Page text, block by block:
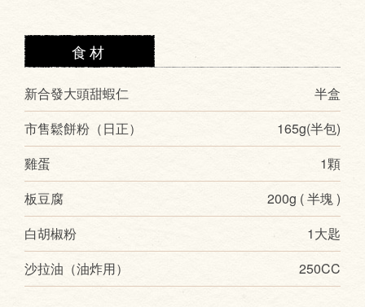
食材
新合發大頭甜蝦仁
半盒
市售鬆餅粉（日正）
165g(半包)
雞蛋
1顆
板豆腐
200g ( 半塊 )
白胡椒粉
1大匙
沙拉油（油炸用）
250CC